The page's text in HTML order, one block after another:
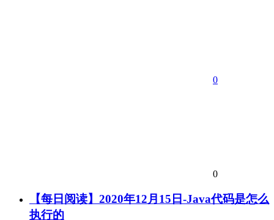
0
0
【每日阅读】2020年12月15日-Java代码是怎么
执行的